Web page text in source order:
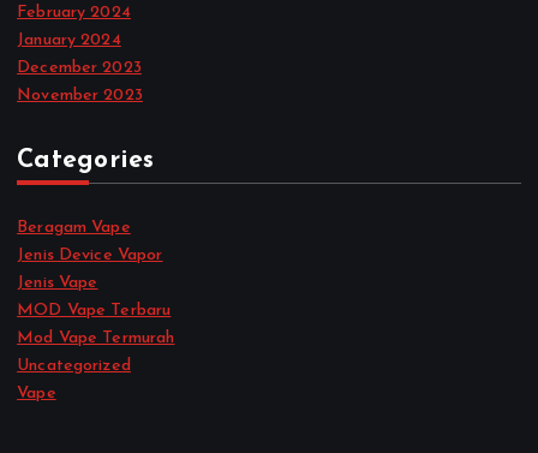
February 2024
January 2024
December 2023
November 2023
Categories
Beragam Vape
Jenis Device Vapor
Jenis Vape
MOD Vape Terbaru
Mod Vape Termurah
Uncategorized
Vape